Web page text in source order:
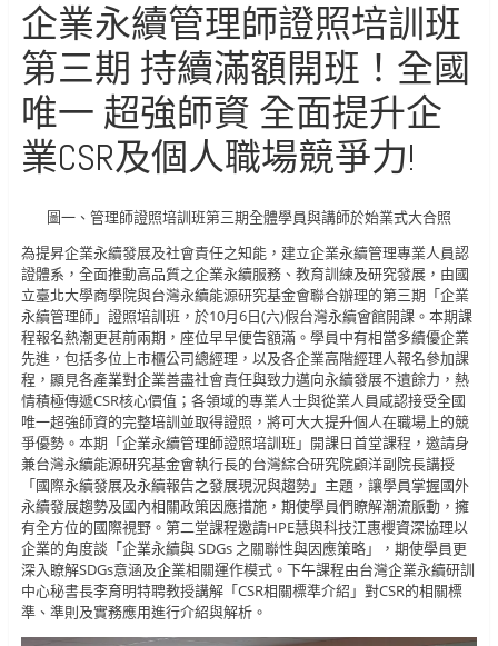
企業永續管理師證照培訓班
第三期 持續滿額開班！全國
唯一 超強師資 全面提升企
業CSR及個人職場競爭力!
圖一、管理師證照培訓班第三期全體學員與講師於始業式大合照
為提昇企業永續發展及社會責任之知能，建立企業永續管理專業人員認
證體系，全面推動高品質之企業永續服務、教育訓練及研究發展，由國
立臺北大學商學院與台灣永續能源研究基金會聯合辦理的第三期「企業
永續管理師」證照培訓班，於10月6日(六)假台灣永續會館開課。本期課
程報名熱潮更甚前兩期，座位早早便告額滿。學員中有相當多績優企業
先進，包括多位上市櫃公司總經理，以及各企業高階經理人報名參加課
程，顯見各產業對企業善盡社會責任與致力邁向永續發展不遺餘力，熱
情積極傳遞CSR核心價值；各領域的專業人士與從業人員咸認接受全國
唯一超強師資的完整培訓並取得證照，將可大大提升個人在職場上的競
爭優勢。本期「企業永續管理師證照培訓班」開課日首堂課程，邀請身
兼台灣永續能源研究基金會執行長的台灣綜合研究院顧洋副院長講授
「國際永續發展及永續報告之發展現況與趨勢」主題，讓學員掌握國外
永續發展趨勢及國內相關政策因應措施，期使學員們瞭解潮流脈動，擁
有全方位的國際視野。第二堂課程邀請HPE慧與科技江惠櫻資深協理以
企業的角度談「企業永續與 SDGs 之關聯性與因應策略」，期使學員更
深入瞭解SDGs意涵及企業相關運作模式。下午課程由台灣企業永續研訓
中心秘書長李育明特聘教授講解「CSR相關標準介紹」對CSR的相關標
準、準則及實務應用進行介紹與解析。